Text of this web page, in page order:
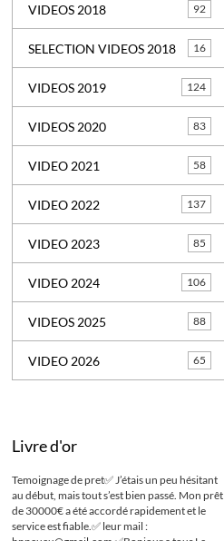
VIDEOS 2018 92
SELECTION VIDEOS 2018 16
VIDEOS 2019 124
VIDEOS 2020 83
VIDEO 2021 58
VIDEO 2022 137
VIDEO 2023 85
VIDEO 2024 106
VIDEOS 2025 88
VIDEO 2026 65
Livre d'or
Temoignage de pret✅ J’étais un peu hésitant
au début, mais tout s’est bien passé. Mon prêt
de 30000€ a été accordé rapidement et le
service est fiable.✅ leur mail :